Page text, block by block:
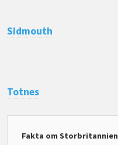
Sidmouth
Totnes
Fakta om Storbritannien